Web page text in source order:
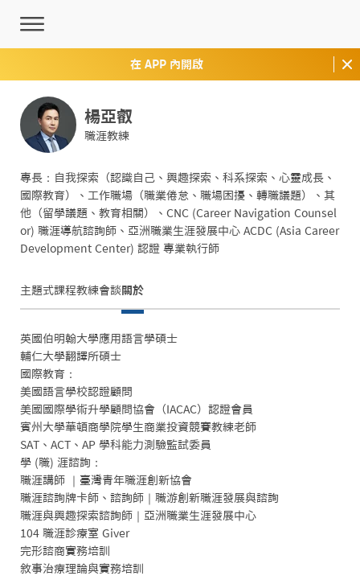
在 APP 內開啟
楊亞叡
職涯教練
專長：自我探索（認識自己、興趣探索、科系探索、心靈成長、
國際教育）、工作職場（職業倦怠、職場困擾、轉職議題）、其
他（留學議題、教育相關）、CNC (Career Navigation Counsel
or) 職涯導航諮詢師、亞洲職業生涯發展中心 ACDC (Asia Career
Development Center) 認證 專業執行師
主題式課程教練會談 關於
英國伯明翰大學應用語言學碩士
輔仁大學翻譯所碩士
國際教育：
美國語言學校認證顧問
美國國際學術升學顧問協會（IACAC）認證會員
賓州大學華頓商學院學生商業投資競賽教練老師
SAT、ACT、AP 學科能力測驗監試委員
學 (職) 涯諮詢：
職涯講師 ｜臺灣青年職涯創新協會
職涯諮詢牌卡師、諮詢師｜職游創新職涯發展與諮詢
職涯與興趣探索諮詢師｜亞洲職業生涯發展中心
104 職涯診療室 Giver
完形諮商實務培訓
敘事治療理論與實務培訓